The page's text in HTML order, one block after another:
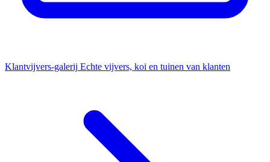
Klantvijvers-galerij Echte vijvers, koi en tuinen van klanten